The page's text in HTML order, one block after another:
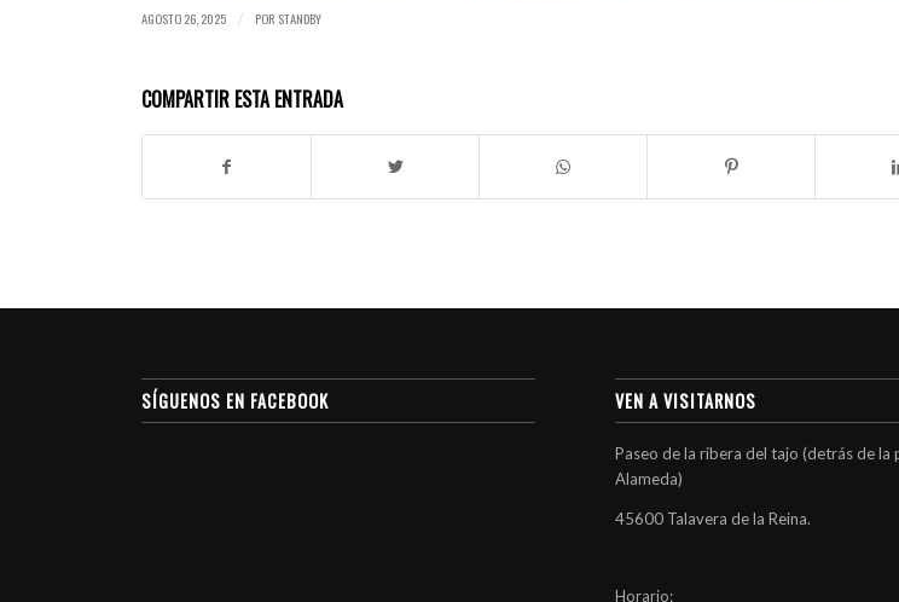
AGOSTO 26, 2025 / POR STANDBY
COMPARTIR ESTA ENTRADA
SÍGUENOS EN FACEBOOK VEN A VISITARNOS
Paseo de la ribera del tajo (detrás de la
Alameda)
45600 Talavera de la Reina.
Horario: